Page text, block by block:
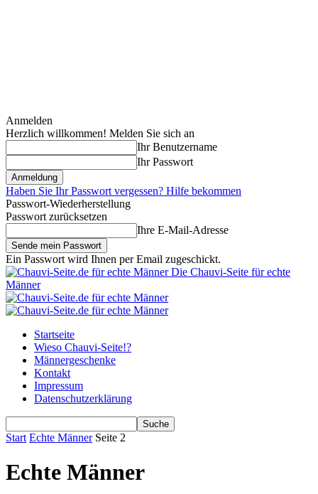
Anmelden
Herzlich willkommen! Melden Sie sich an
Ihr Benutzername
Ihr Passwort
Haben Sie Ihr Passwort vergessen? Hilfe bekommen
Passwort-Wiederherstellung
Passwort zurücksetzen
Ihre E-Mail-Adresse
Ein Passwort wird Ihnen per Email zugeschickt.
Die Chauvi-Seite für echte
Männer
Startseite
Wieso Chauvi-Seite!?
Männergeschenke
Kontakt
Impressum
Datenschutzerklärung
Start Echte Männer Seite 2
Echte Männer